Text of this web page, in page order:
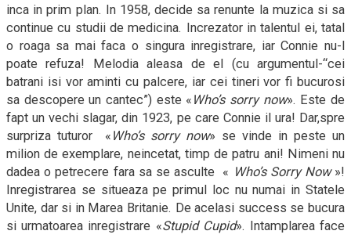
inca in prim plan. In 1958, decide sa renunte la muzica si sa
continue cu studii de medicina. Increzator in talentul ei, tatal
o roaga sa mai faca o singura inregistrare, iar Connie nu-l
poate refuza! Melodia aleasa de el (cu argumentul-“cei
batrani isi vor aminti cu palcere, iar cei tineri vor fi bucurosi
sa descopere un cantec”) este « Who’s sorry now». Este de
fapt un vechi slagar, din 1923, pe care Connie il ura! Dar,spre
surpriza tuturor
« Who’s sorry now» se vinde in peste un
milion de exemplare, neincetat, timp de patru ani! Nimeni nu
dadea o petrecere fara sa se asculte « Who’s Sorry Now »!
Inregistrarea se situeaza pe primul loc nu numai in Statele
Unite, dar si in Marea Britanie. De acelasi success se bucura
si urmatoarea inregistrare «Stupid Cupid». Intamplarea face